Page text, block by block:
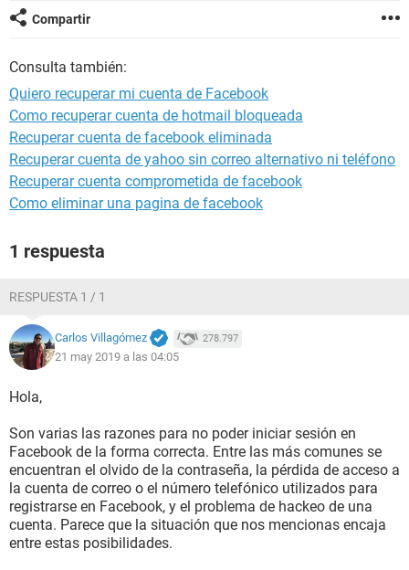
Compartir
Consulta también:
Quiero recuperar mi cuenta de Facebook
Como recuperar cuenta de hotmail bloqueada
Recuperar cuenta de facebook eliminada
Recuperar cuenta de yahoo sin correo alternativo ni teléfono
Recuperar cuenta comprometida de facebook
Como eliminar una pagina de facebook
1 respuesta
RESPUESTA 1 / 1
Carlos Villagómez 278.797
21 may 2019 a las 04:05
Hola,
Son varias las razones para no poder iniciar sesión en
Facebook de la forma correcta. Entre las más comunes se
encuentran el olvido de la contraseña, la pérdida de acceso a
la cuenta de correo o el número telefónico utilizados para
registrarse en Facebook, y el problema de hackeo de una
cuenta. Parece que la situación que nos mencionas encaja
entre estas posibilidades.